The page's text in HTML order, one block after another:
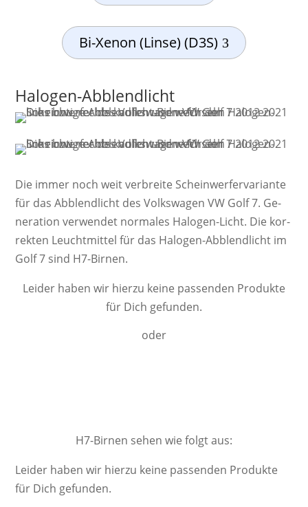
Bi-Xenon (Linse) (D3S)
Halogen-Abblendlicht
Die immer noch weit ver­breite Schein­werf­er­va­ri­ante
für das Abblendlicht des Volkswagen VW Golf 7. Ge­
ne­ra­ti­on ver­wendet nor­ma­les Ha­lo­gen-Licht. Die kor­
rek­ten Leucht­mittel für das Halogen-Abblendlicht im
Golf 7 sind H7-Birnen.
Leider haben wir hierzu keine passenden Produkte
für Dich gefunden.
oder
H7-Birnen sehen wie folgt aus:
Leider haben wir hierzu keine passenden Produkte
für Dich gefunden.